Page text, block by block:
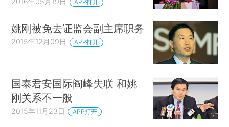
APP打开
姚刚被免去证监会副主席职务
2015年12月09日 APP打开
国泰君安国际阎峰失联 和姚
刚关系不一般
2015年11月23日 APP打开